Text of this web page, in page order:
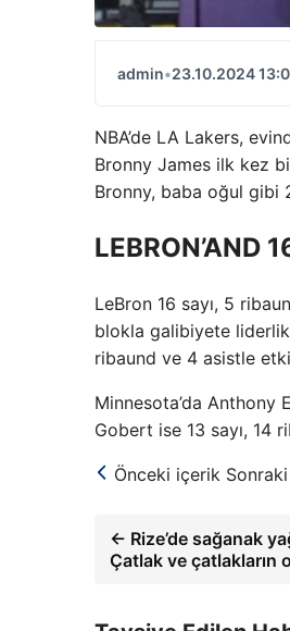
admin•23.10.2024
NBA’de LA Lakers,
Bronny James ilk kez
Bronny, baba oğul gibi
LEBRON’AND
LeBron 16 sayı, 5
blokla galibiyete liderlik
ribaund ve 4 asistle
Minnesota’da Anthony
Gobert ise 13 sayı, 14
Önceki içerik
← Rize’de sağanak
Çatlak ve çatlakların